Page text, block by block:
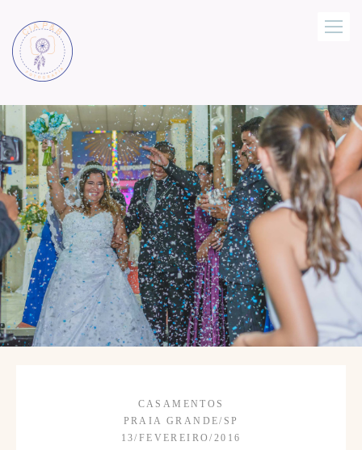
CASAMENTOS
PRAIA GRANDE/SP
13/FEVEREIRO/2016